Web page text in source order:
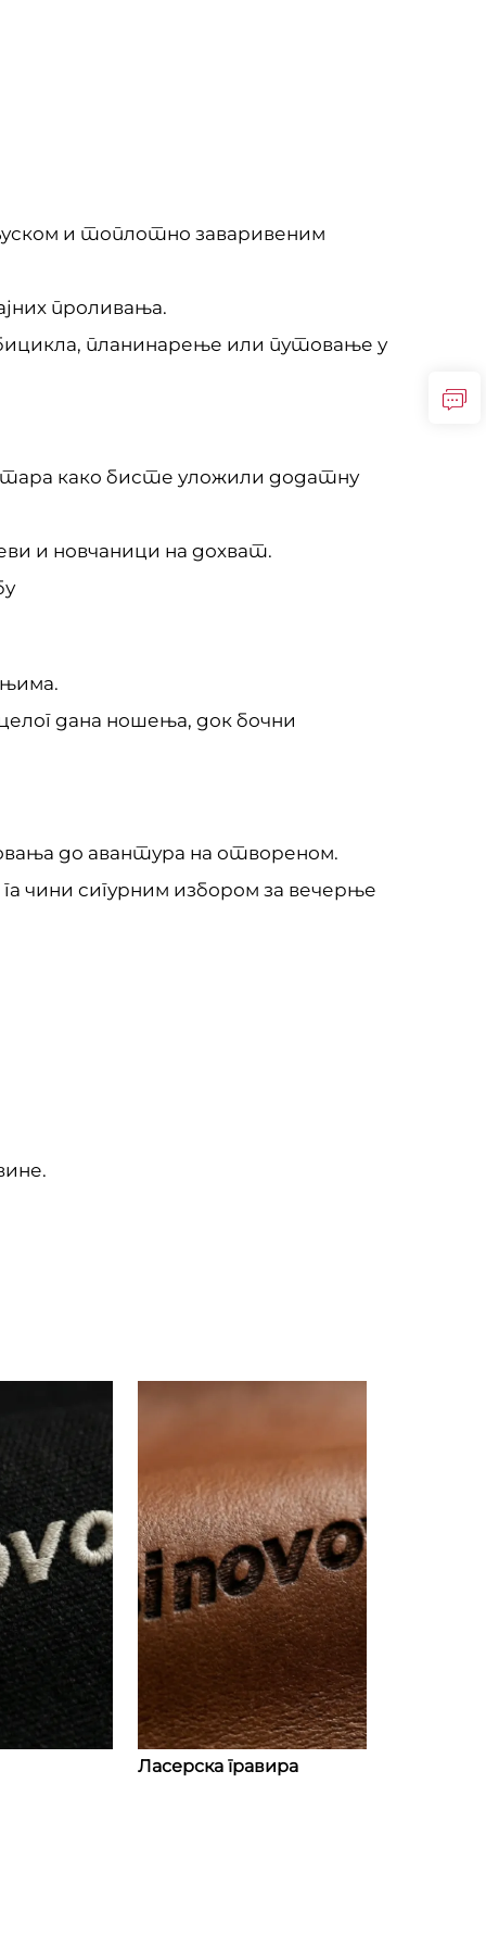
и топлотно заваривеним
проливања.
планинарење или путовање у
како бисте уложили додатну
и новчаници на дохват.
дана ношења, док бочни
до авантура на отвореном.
чини сигурним избором за вечерње
Ласерска гравира